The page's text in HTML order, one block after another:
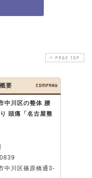
PAGE TOP
要 COMPANY
中川区の整体 腰
頭痛 「名古屋整
中川区篠原橋通3-